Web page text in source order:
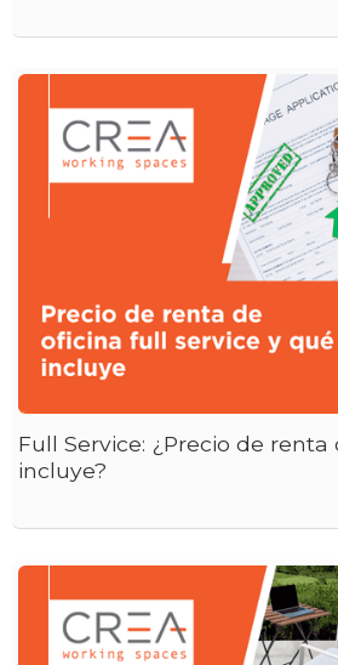
Full Service: ¿Precio de
incluye?